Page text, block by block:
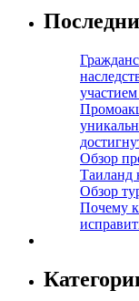
Обзор
Таиланд
Обзор
Почему